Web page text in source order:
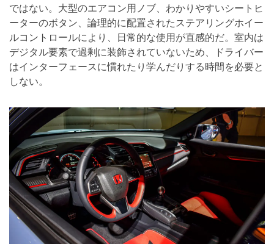
ではない。大型のエアコン用ノブ、わかりやすいシートヒ
ーターのボタン、論理的に配置されたステアリングホイー
ルコントロールにより、日常的な使用が直感的だ。室内は
デジタル要素で過剰に装飾されていないため、ドライバー
はインターフェースに慣れたり学んだりする時間を必要と
しない。